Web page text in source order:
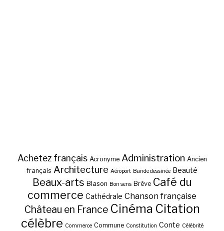
Achetez français Acronyme Administration Ancien
français Architecture Aéroport Bande dessinée Beauté
Beaux-arts Blason Bon sens Brève Café du
commerce Cathédrale Chanson française
Château en France Cinéma Citation
célèbre Commerce Commune Constitution Conte Célébrité